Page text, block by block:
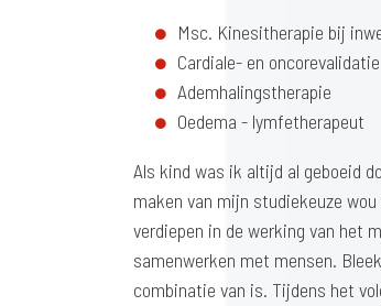
Msc. Kinesitherapie bij
Cardiale- en oncorevalidatie
Ademhalingstherapie
Oedema - lymfetherapeut
Als kind was ik altijd al geboeid
maken van mijn studiekeuze
verdiepen in de werking van het
samenwerken met mensen.
combinatie van is. Tijdens het